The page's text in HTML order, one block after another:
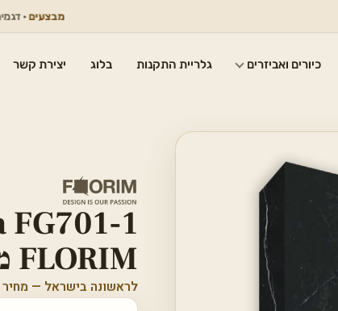
· דגמים
כיורים ואביזרים גלריית התקנות בלוג יצירת קשר
1
FLORIM מבריק
לראשונה בישראל —